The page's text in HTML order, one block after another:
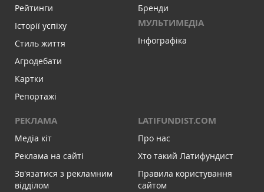
Рейтинги
Історії успіху
Стиль життя
Агродебати
Картки
Репортажі
Бренди
МУЛЬТИМЕДІА
Інфографіка
РЕКЛАМА
Медіа кіт
Реклама на сайті
Зв'язатися з рекламним
відділом
LATIFUNDIST.COM
Про нас
Хто такий Латифундист
Правила користування
сайтом